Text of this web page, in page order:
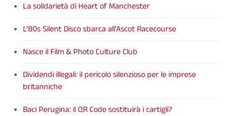
La solidarietà di Heart of Manchester
L’80s Silent Disco sbarca all'Ascot Racecourse
Nasce il Film & Photo Culture Club
Dividendi illegali: il pericolo silenzioso per le imprese
britanniche
Baci Perugina: il QR Code sostituirà i cartigli?